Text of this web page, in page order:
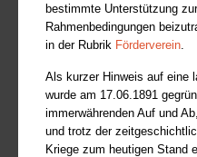
bestimmte Unterstützung
Rahmenbedingungen
in der Rubrik Förderverein
Als kurzer Hinweis auf eine
wurde am 17.06.1891
immerwährenden Auf und
und trotz der
Kriege zum heutigen Stand